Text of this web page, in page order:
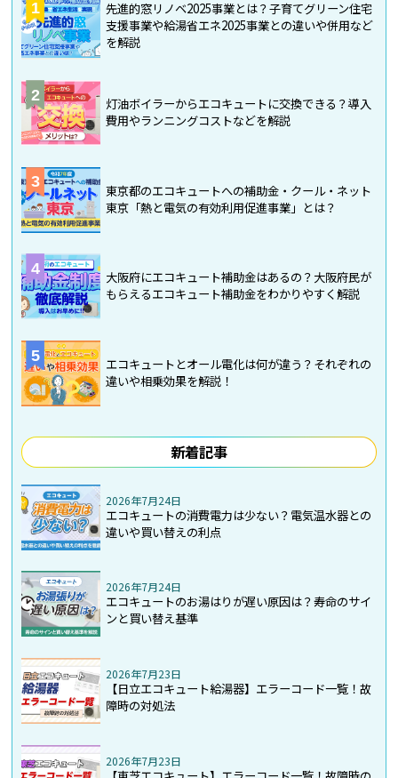
1
先進的窓リノベ2025事業とは？子育てグリーン住宅
支援事業や給湯省エネ2025事業との違いや併用など
を解説
2
灯油ボイラーからエコキュートに交換できる？導入
費用やランニングコストなどを解説
3
東京都のエコキュートへの補助金・クール・ネット
東京「熱と電気の有効利用促進事業」とは？
4
大阪府にエコキュート補助金はあるの？大阪府民が
もらえるエコキュート補助金をわかりやすく解説
5
エコキュートとオール電化は何が違う？それぞれの
違いや相乗効果を解説！
新着記事
2026年7月24日
エコキュートの消費電力は少ない？電気温水器との
違いや買い替えの利点
2026年7月24日
エコキュートのお湯はりが遅い原因は？寿命のサイ
ンと買い替え基準
2026年7月23日
【日立エコキュート給湯器】エラーコード一覧！故
障時の対処法
2026年7月23日